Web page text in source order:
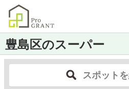
豊島区のスーパー
スポット